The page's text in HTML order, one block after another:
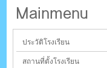
Mainmenu
ประวัติโรงเรียน
สถานที่ตั้งโรงเรียน